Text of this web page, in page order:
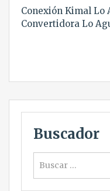
Conexión Kimal Lo
Convertidora Lo
Buscador